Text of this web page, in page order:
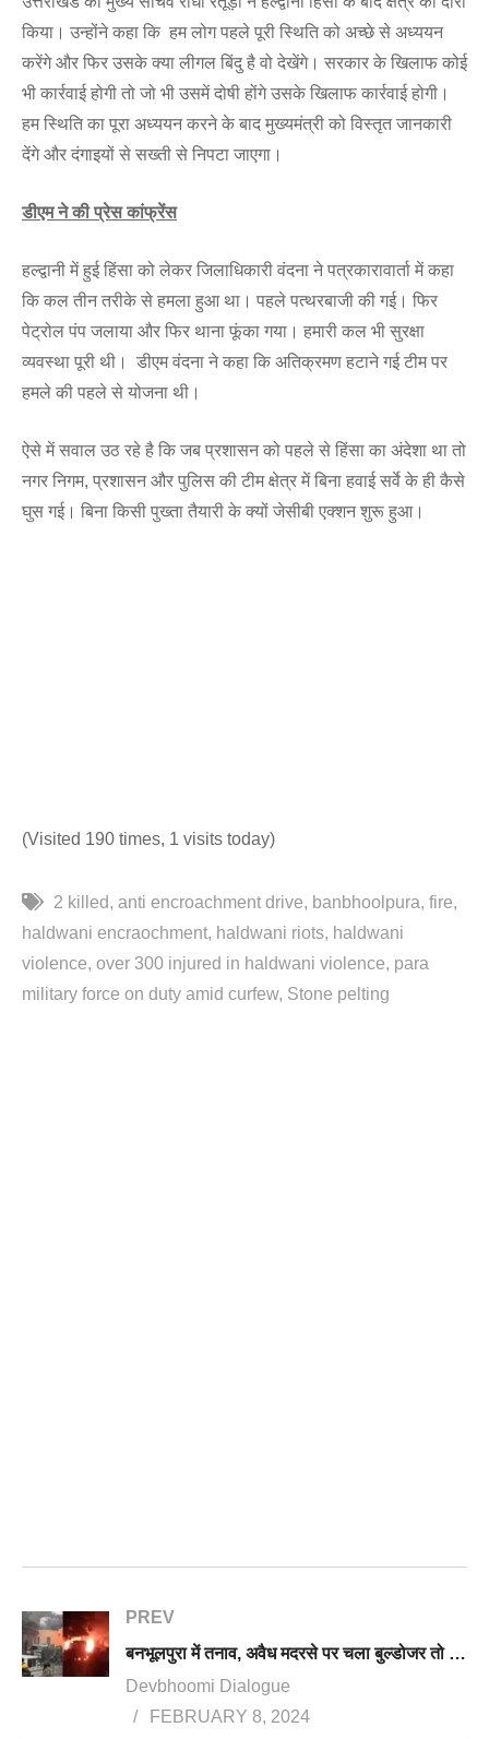
किया। उन्होंने कहा कि हम लोग पहले पूरी स्थिति को अच्छे से अध्ययन
करेंगे और फिर उसके क्या लीगल बिंदु है वो देखेंगे। सरकार के खिलाफ कोई
भी कार्रवाई होगी तो जो भी उसमें दोषी होंगे उसके खिलाफ कार्रवाई होगी।
हम स्थिति का पूरा अध्ययन करने के बाद मुख्यमंत्री को विस्तृत जानकारी
देंगे और दंगाइयों से सख्ती से निपटा जाएगा।
डीएम ने की प्रेस कांफ्रेंस
हल्द्वानी में हुई हिंसा को लेकर जिलाधिकारी वंदना ने पत्रकारावार्ता में कहा
कि कल तीन तरीके से हमला हुआ था। पहले पत्थरबाजी की गई। फिर
पेट्रोल पंप जलाया और फिर थाना फूंका गया। हमारी कल भी सुरक्षा
व्यवस्था पूरी थी। डीएम वंदना ने कहा कि अतिक्रमण हटाने गई टीम पर
हमले की पहले से योजना थी।
ऐसे में सवाल उठ रहे है कि जब प्रशासन को पहले से हिंसा का अंदेशा था तो
नगर निगम, प्रशासन और पुलिस की टीम क्षेत्र में बिना हवाई सर्वे के ही कैसे
घुस गई। बिना किसी पुख्ता तैयारी के क्यों जेसीबी एक्शन शुरू हुआ।
(Visited 190 times, 1 visits today)
2 killed anti encroachment drive banbhoolpura fire
haldwani encraochment haldwani riots haldwani
violence over 300 injured in haldwani violence para
military force on duty amid curfew Stone pelting
PREV
बनभूलपुरा में तनाव, अवैध मदरसे पर चला बुल्डोजर तो पुलिस टीम पर हुआ पथराव, आगजनी, कई पत्रकार, पुलिसकर्मी घायल
Devbhoomi Dialogue
FEBRUARY 8, 2024